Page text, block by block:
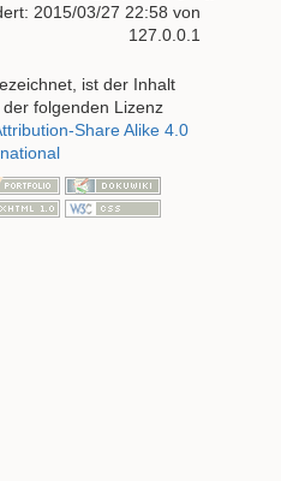
2015/03/27 22:58 von
127.0.0.1
ist der Inhalt
folgenden Lizenz
Share Alike 4.0